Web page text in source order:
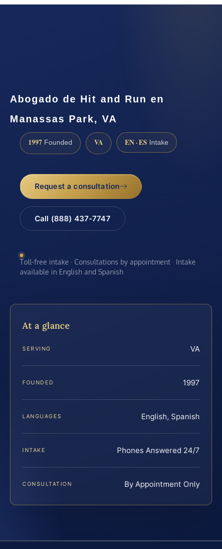
Abogado de Hit and Run en
Manassas Park, VA
1997 Founded VA EN · ES Intake
Request a consultation
Call (888) 437-7747
Toll-free intake · Consultations by appointment · Intake
available in English and Spanish
At a glance
SERVING VA
FOUNDED 1997
LANGUAGES English, Spanish
INTAKE Phones Answered 24/7
CONSULTATION By Appointment Only